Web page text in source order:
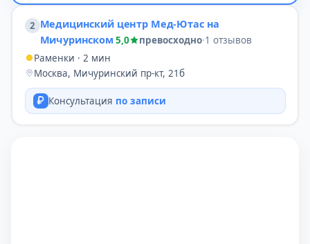
2 Медицинский центр Мед-Ютас на
Мичуринском 5,0 превосходно·1 отзывов
Раменки · 2 мин
Москва, Мичуринский пр-кт, 21б
Консультация по записи